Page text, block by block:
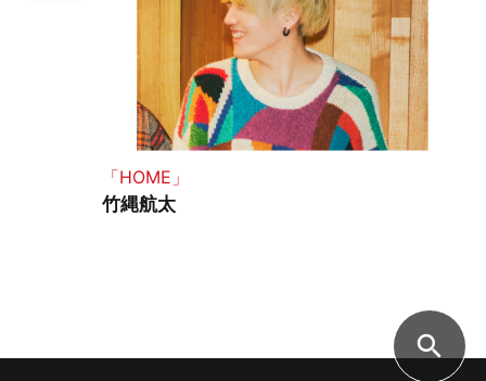
「HOME」
竹縄航太
search